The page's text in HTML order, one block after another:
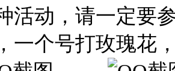
活动，请一定要
一个号打玫瑰花